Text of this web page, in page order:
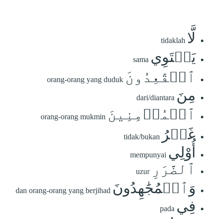
لَّا tidaklah
يَسۡتَوِي sama
ٱلۡقَٰعِدُونَ orang-orang yang duduk
مِنَ dari/diantara
ٱلۡمُؤۡمِنِينَ orang-orang mukmin
غَيۡرُ tidak/bukan
أُوْلِي mempunyai
ٱلضَّرَرِ uzur
وَٱلۡمُجَٰهِدُونَ dan orang-orang yang berjihad
فِي pada